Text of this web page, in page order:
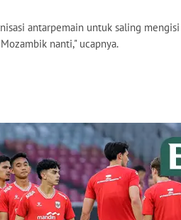
antarpemain untuk saling
nanti," ucapnya.